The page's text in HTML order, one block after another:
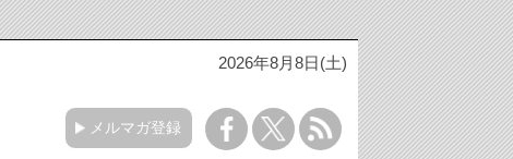
2026年8月8日(土)
メルマガ登録